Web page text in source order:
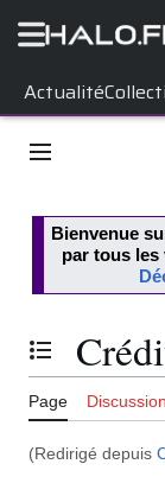
Actualité
contenu
Menu principal
Bienvenue
par tous les
Basculer la
Page Discussion
(Redirigé depuis